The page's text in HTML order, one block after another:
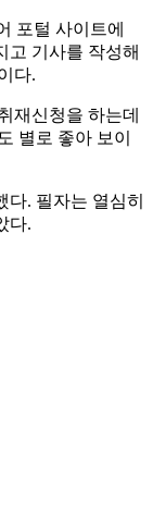
포털 사이트에
고 기사를 작성해
다.
재신청을 하는데
별로 좋아 보이
. 필자는 열심히
다.